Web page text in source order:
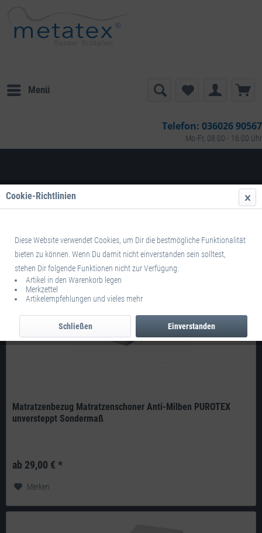
Menü
Telefon: 036026 90567
Mo-Fr, 08:00 - 16:00 Uhr
Filtern
Matratzenbezug Matratzenschoner Anti-Milben PUROTEX
unversteppt Sondermaß
ab 29,00 € *
Merken
Cookie-Richtlinien
Diese Website verwendet Cookies, um Dir die bestmögliche Funktionalität
bieten zu können. Wenn Du damit nicht einverstanden sein solltest,
stehen Dir folgende Funktionen nicht zur Verfügung:
Artikel in den Warenkorb legen
Merkzettel
Artikelempfehlungen und vieles mehr
Einverstanden
Schließen